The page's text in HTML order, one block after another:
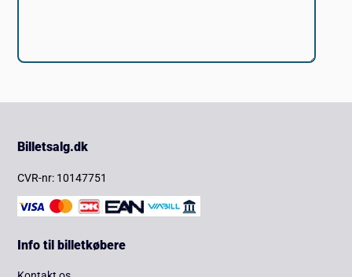
Billetsalg.dk
CVR-nr: 10147751
Info til billetkøbere